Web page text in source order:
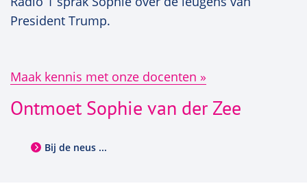
President Trump.
Maak kennis met onze docenten
Ontmoet Sophie van der Zee
Bij de neus ...